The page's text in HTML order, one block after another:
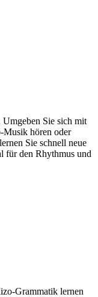
Sie sich mit
Musik hören oder
Sie schnell neue
für den Rhythmus und
Grammatik lernen